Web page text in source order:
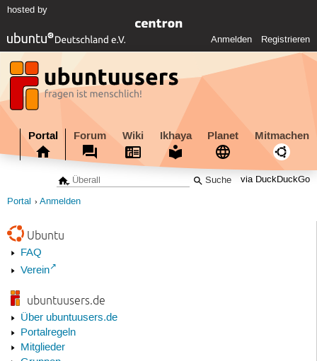
hosted by
Anmelden Registrieren
Portal Forum Wiki Ikhaya Planet Mitmachen
via DuckDuckGo
Portal Anmelden
Ubuntu
FAQ
Verein
ubuntuusers.de
Über ubuntuusers.de
Portalregeln
Mitglieder